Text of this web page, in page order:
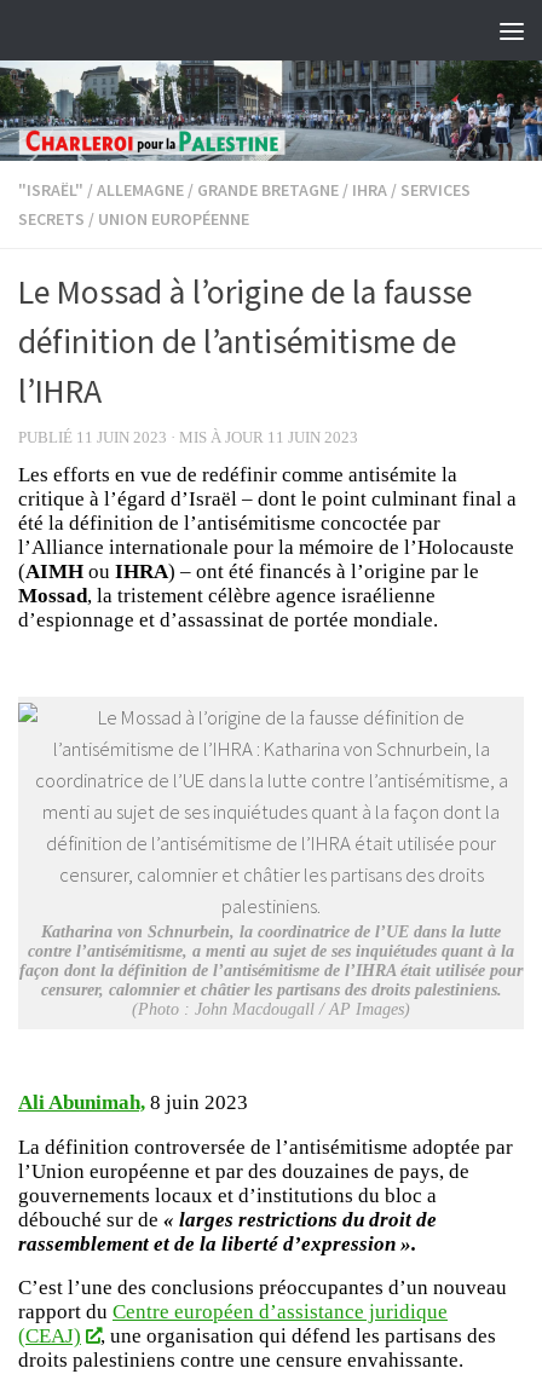
"ISRAËL" /ALLEMAGNE / GRANDE BRETAGNE / IHRA / SERVICES
SECRETS / UNION EUROPÉENNE
Le Mossad à l’origine de la fausse
définition de l’antisémitisme de
l’IHRA
PUBLIÉ 11 JUIN 2023 · MIS À JOUR 11 JUIN 2023
Les efforts en vue de redéfinir comme antisémite la
critique à l’égard d’Israël – dont le point culminant final a
été la définition de l’antisémitisme concoctée par
l’Alliance internationale pour la mémoire de l’Holocauste
(AIMH ou IHRA) – ont été financés à l’origine par le
Mossad, la tristement célèbre agence israélienne
d’espionnage et d’assassinat de portée mondiale.
Katharina von Schnurbein, la coordinatrice de l’UE dans la lutte
contre l’antisémitisme, a menti au sujet de ses inquiétudes quant à la
façon dont la définition de l’antisémitisme de l’IHRA était utilisée pour
censurer, calomnier et châtier les partisans des droits palestiniens.
(Photo : John Macdougall / AP Images)
Ali Abunimah, 8 juin 2023
La définition controversée de l’antisémitisme adoptée par
l’Union européenne et par des douzaines de pays, de
gouvernements locaux et d’institutions du bloc a
débouché sur de « larges restrictions du droit de
rassemblement et de la liberté d’expression ».
C’est l’une des conclusions préoccupantes d’un nouveau
rapport du Centre européen d’assistance juridique
(CEAJ)
, une organisation qui défend les partisans des
droits palestiniens contre une censure envahissante.